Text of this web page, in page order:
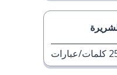
كلمات/عبارات